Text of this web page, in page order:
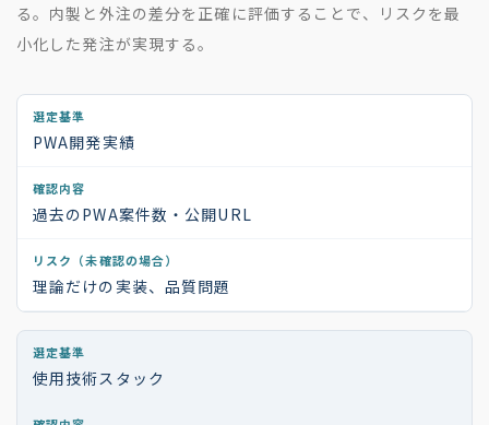
る。内製と外注の差分を正確に評価することで、リスクを最
小化した発注が実現する。
PWA開発実績
過去のPWA案件数・公開URL
理論だけの実装、品質問題
使用技術スタック